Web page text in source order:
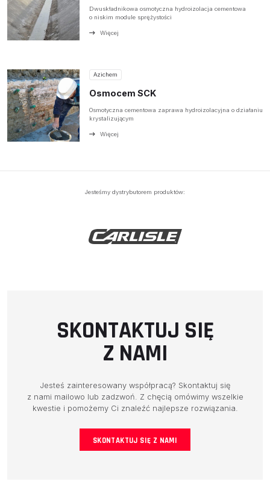
Dwuskładnikowa osmotyczna hydroizolacja cementowa
o niskim module sprężystości
Więcej
Azichem
Osmocem SCK
Osmotyczna cementowa zaprawa hydroizolacyjna o działaniu
krystalizującym
Więcej
Jesteśmy dystrybutorem produktów:
SKONTAKTUJ SIĘ
Z NAMI
Jesteś zainteresowany współpracą? Skontaktuj się
z nami mailowo lub zadzwoń. Z chęcią omówimy wszelkie
kwestie i pomożemy Ci znaleźć najlepsze rozwiązania.
SKONTAKTUJ SIĘ Z NAMI